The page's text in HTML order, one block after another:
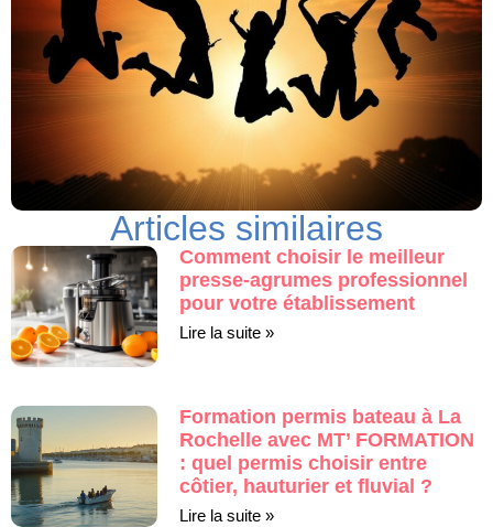
Articles similaires
Comment choisir le meilleur
presse-agrumes professionnel
pour votre établissement
Lire la suite »
Formation permis bateau à La
Rochelle avec MT’ FORMATION
: quel permis choisir entre
côtier, hauturier et fluvial ?
Lire la suite »